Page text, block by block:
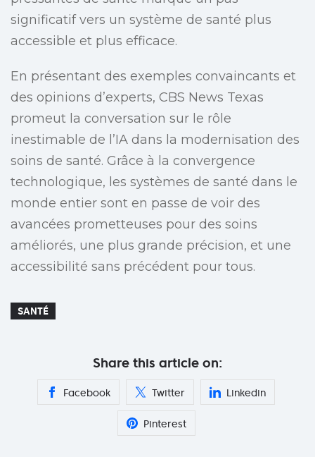
significatif vers un système de santé plus
accessible et plus efficace.
En présentant des exemples convaincants et
des opinions d’experts, CBS News Texas
promeut la conversation sur le rôle
inestimable de l’IA dans la modernisation des
soins de santé. Grâce à la convergence
technologique, les systèmes de santé dans le
monde entier sont en passe de voir des
avancées prometteuses pour des soins
améliorés, une plus grande précision, et une
accessibilité sans précédent pour tous.
SANTÉ
Share this article on:
Facebook Twitter Linkedin
Pinterest